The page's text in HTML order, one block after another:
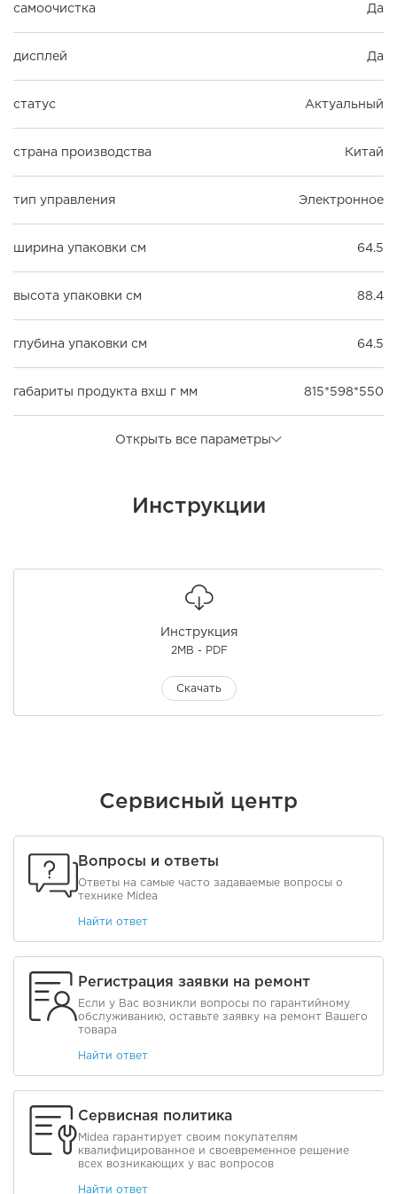
самоочистка Да
дисплей Да
статус Актуальный
страна производства Китай
тип управления Электронное
ширина упаковки см 64.5
высота упаковки см 88.4
глубина упаковки см 64.5
габариты продукта вхш г мм 815*598*550
Открыть все параметры
Инструкции
Инструкция
2MB - PDF
Скачать
Сервисный центр
Вопросы и ответы
Ответы на самые часто задаваемые вопросы о
технике Midea
Найти ответ
Регистрация заявки на ремонт
Если у Вас возникли вопросы по гарантийному
обслуживанию, оставьте заявку на ремонт Вашего
товара
Найти ответ
Сервисная политика
Midea гарантирует своим покупателям
квалифицированное и своевременное решение
всех возникающих у вас вопросов
Найти ответ